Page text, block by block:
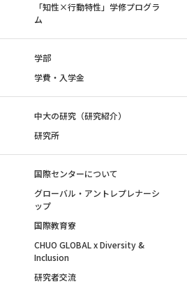
「知性×行動特性」学修プログラ
ム
学部
学費・入学金
中大の研究（研究紹介）
研究所
国際センターについて
グローバル・アントレプレナーシ
ップ
国際教育寮
CHUO GLOBAL x Diversity &
Inclusion
研究者交流